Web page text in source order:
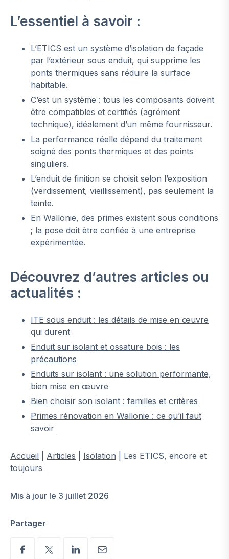
L’essentiel à savoir :
L’ETICS est un système d’isolation de façade
par l’extérieur sous enduit, qui supprime les
ponts thermiques sans réduire la surface
habitable.
C’est un système : tous les composants doivent
être compatibles et certifiés (agrément
technique), idéalement d’un même fournisseur.
La performance réelle dépend du traitement
soigné des ponts thermiques et des points
singuliers.
L’enduit de finition se choisit selon l’exposition
(verdissement, vieillissement), pas seulement la
teinte.
En Wallonie, des primes existent sous conditions
; la pose doit être confiée à une entreprise
expérimentée.
Découvrez d’autres articles ou
actualités :
ITE sous enduit : les détails de mise en œuvre
qui durent
Enduit sur isolant et ossature bois : les
précautions
Enduits sur isolant : une solution performante,
bien mise en œuvre
Bien choisir son isolant : familles et critères
Primes rénovation en Wallonie : ce qu’il faut
savoir
Accueil Articles Isolation
Les ETICS, encore et
toujours
Mis à jour le 3 juillet 2026
Partager